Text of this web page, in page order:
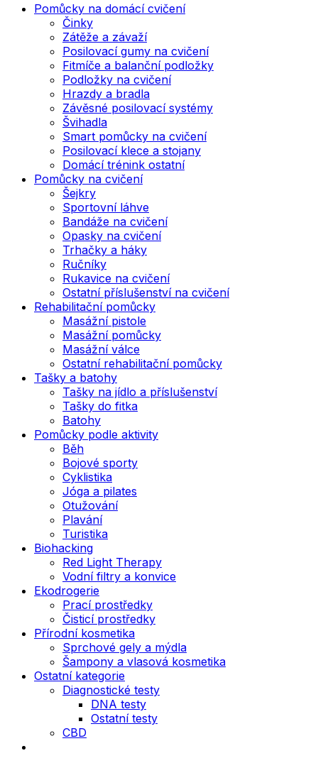
Pomůcky na domácí cvičení
Činky
Zátěže a závaží
Posilovací gumy na cvičení
Fitmíče a balanční podložky
Podložky na cvičení
Hrazdy a bradla
Závěsné posilovací systémy
Švihadla
Smart pomůcky na cvičení
Posilovací klece a stojany
Domácí trénink ostatní
Pomůcky na cvičení
Šejkry
Sportovní láhve
Bandáže na cvičení
Opasky na cvičení
Trhačky a háky
Ručníky
Rukavice na cvičení
Ostatní příslušenství na cvičení
Rehabilitační pomůcky
Masážní pistole
Masážní pomůcky
Masážní válce
Ostatní rehabilitační pomůcky
Tašky a batohy
Tašky na jídlo a příslušenství
Tašky do fitka
Batohy
Pomůcky podle aktivity
Běh
Bojové sporty
Cyklistika
Jóga a pilates
Otužování
Plavání
Turistika
Biohacking
Red Light Therapy
Vodní filtry a konvice
Ekodrogerie
Prací prostředky
Čisticí prostředky
Přírodní kosmetika
Sprchové gely a mýdla
Šampony a vlasová kosmetika
Ostatní kategorie
Diagnostické testy
DNA testy
Ostatní testy
CBD